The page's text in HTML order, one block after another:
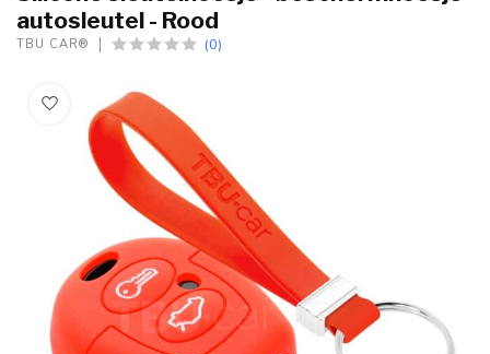
autosleutel - Rood
TBU CAR® (0)